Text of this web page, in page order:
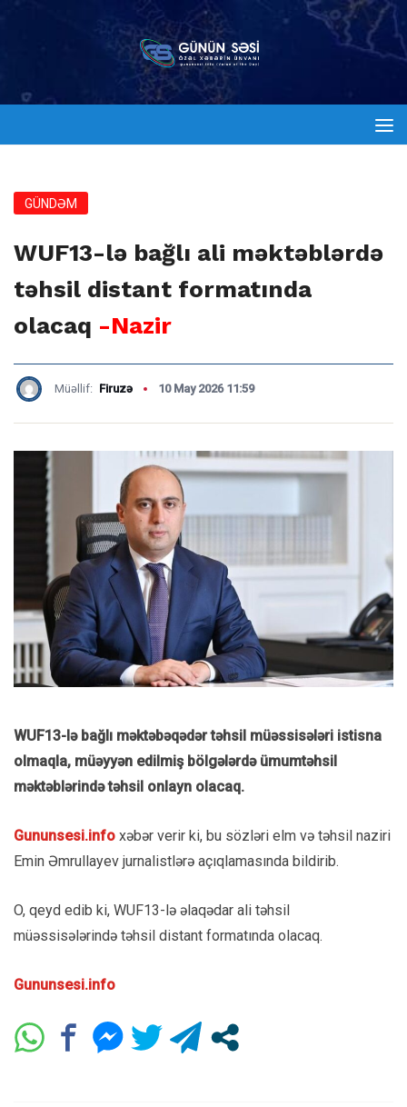
GÜNDƏM
WUF13-lə bağlı ali məktəblərdə
təhsil distant formatında
olacaq -Nazir
Müəllif: Firuzə 10 May 2026 11:59
WUF13-lə bağlı məktəbəqədər təhsil müəssisələri istisna
olmaqla, müəyyən edilmiş bölgələrdə ümumtəhsil
məktəblərində təhsil onlayn olacaq.
Gununsesi.info xəbər verir ki, bu sözləri elm və təhsil naziri
Emin Əmrullayev jurnalistlərə açıqlamasında bildirib.
O, qeyd edib ki, WUF13-lə əlaqədar ali təhsil
müəssisələrində təhsil distant formatında olacaq.
Gununsesi.info